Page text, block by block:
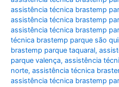
assistência técnica brastemp
assistência técnica brastemp
assistência técnica brastemp
técnica brastemp parque são
brastemp parque taquaral,
parque valença,assistência
norte,assistência técnica
assistência técnica brastemp